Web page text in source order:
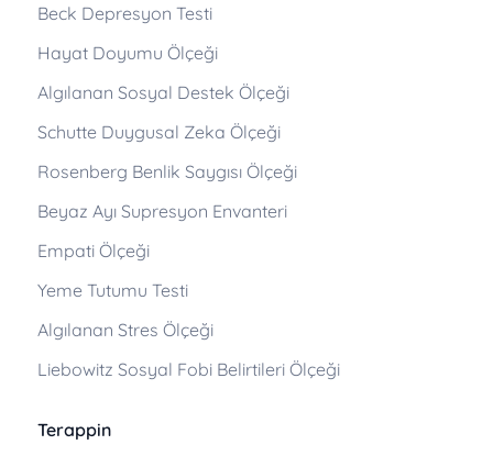
Terappin
Beck Depresyon Testi
Hayat Doyumu Ölçeği
Algılanan Sosyal Destek Ölçeği
Schutte Duygusal Zeka Ölçeği
Rosenberg Benlik Saygısı Ölçeği
Beyaz Ayı Supresyon Envanteri
Empati Ölçeği
Yeme Tutumu Testi
Algılanan Stres Ölçeği
Liebowitz Sosyal Fobi Belirtileri Ölçeği